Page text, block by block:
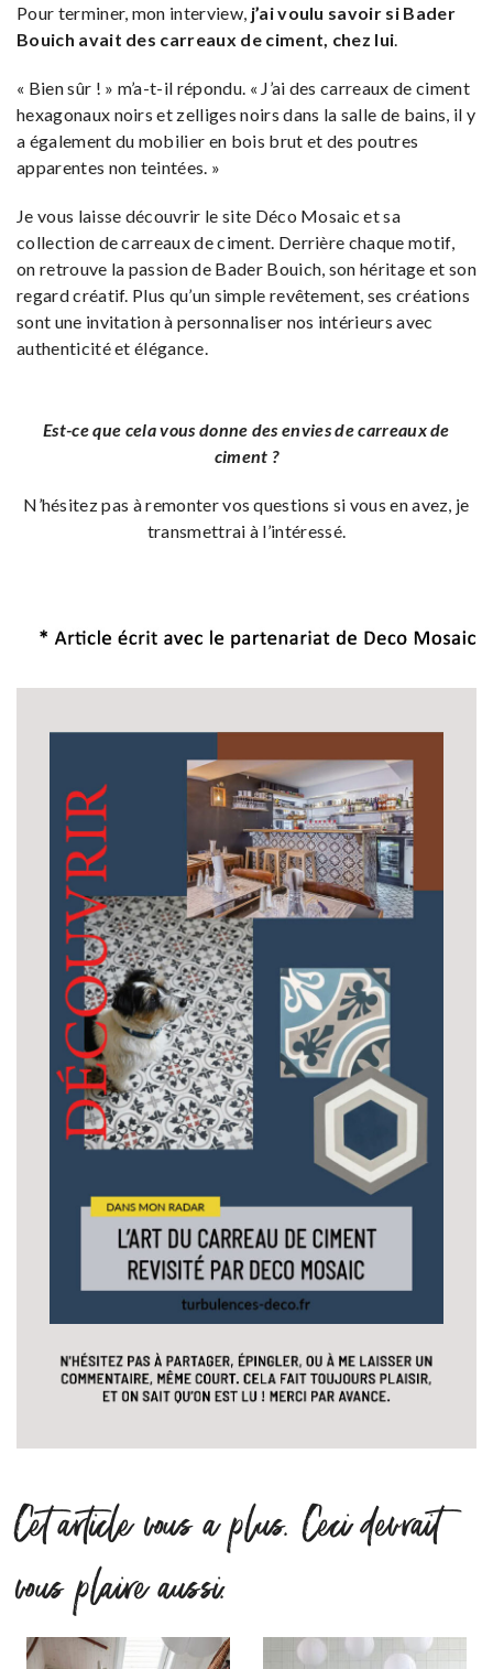
Pour terminer, mon interview, j’ai voulu savoir si Bader
Bouich avait des carreaux de ciment, chez lui
« Bien sûr ! » m’a-t-il répondu. « J’ai des carreaux de ciment
hexagonaux noirs et zelliges noirs dans la salle de bains, il y
a également du mobilier en bois brut et des poutres
apparentes non teintées. »
Je vous laisse découvrir le site Déco Mosaic et sa
collection de carreaux de ciment. Derrière chaque motif,
on retrouve la passion de Bader Bouich, son héritage et son
regard créatif. Plus qu’un simple revêtement, ses créations
sont une invitation à personnaliser nos intérieurs avec
authenticité et élégance.
Est-ce que cela vous donne des envies de carreaux de
ciment ?
N’hésitez pas à remonter vos questions si vous en avez, je
transmettrai à l’intéressé.
Cet article vous a plus. Ceci devrait
vous plaire aussi.